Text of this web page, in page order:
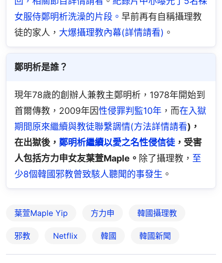
女服侍鄭明析洗澡的片段。 早前再有自稱攝理教
徒的家人， 大爆攝理教內幕(詳情請看) 。
鄭明析是誰？
現年78歲的創辦人兼教主鄭明析，1978年開始到
首爾傳教，2009年因性侵罪判監10年 ，而在入獄
期間原來繼續與教徒聯繫調情(方法詳情請看)，
在出獄後， 鄭明析繼續以愛之名性侵信徒，受害
人包括方力申女友葉萱Maple。 除了攝理教， 至
少8個韓國邪教曾致駭人聽聞的事發生 。
葉萱Maple Yip 方力申 韓國攝理教
邪教 Netflix 韓國 韓國新聞